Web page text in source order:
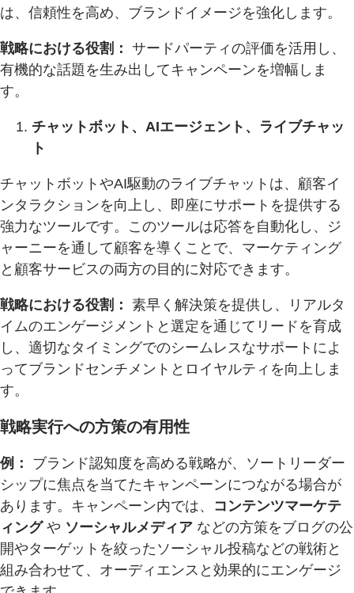
は、信頼性を高め、ブランドイメージを強化します。
戦略における役割： サードパーティの評価を活用し、
有機的な話題を生み出してキャンペーンを増幅しま
す。
チャットボット、AIエージェント、ライブチャッ
ト
チャットボットやAI駆動のライブチャットは、顧客イ
ンタラクションを向上し、即座にサポートを提供する
強力なツールです。このツールは応答を自動化し、ジ
ャーニーを通して顧客を導くことで、マーケティング
と顧客サービスの両方の目的に対応できます。
戦略における役割： 素早く解決策を提供し、リアルタ
イムのエンゲージメントと選定を通じてリードを育成
し、適切なタイミングでのシームレスなサポートによ
ってブランドセンチメントとロイヤルティを向上しま
す。
戦略実行への方策の有用性
例：
ブランド認知度を高める戦略が、ソートリーダー
シップに焦点を当てたキャンペーンにつながる場合が
あります。キャンペーン内では、 コンテンツマーケテ
ィングや ソーシャルメディア などの方策をブログの公
開やターゲットを絞ったソーシャル投稿などの戦術と
組み合わせて、オーディエンスと効果的にエンゲージ